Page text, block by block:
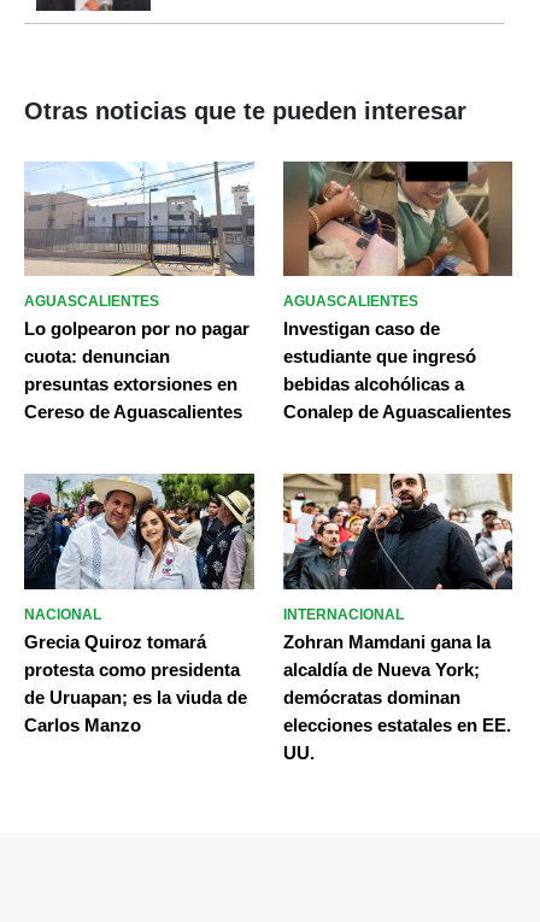
Otras noticias que te pueden interesar
AGUASCALIENTES
Lo golpearon por no pagar
cuota: denuncian
presuntas extorsiones en
Cereso de Aguascalientes
AGUASCALIENTES
Investigan caso de
estudiante que ingresó
bebidas alcohólicas a
Conalep de Aguascalientes
NACIONAL
Grecia Quiroz tomará
protesta como presidenta
de Uruapan; es la viuda de
Carlos Manzo
INTERNACIONAL
Zohran Mamdani gana la
alcaldía de Nueva York;
demócratas dominan
elecciones estatales en EE.
UU.